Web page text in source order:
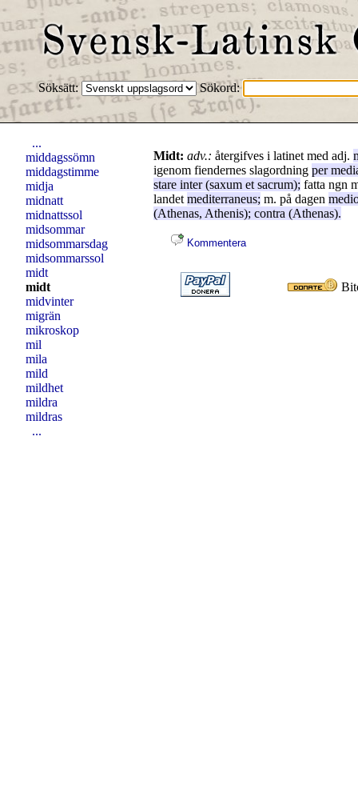
Söksätt: Sökord:
Midt: adv.: återgifves i latinet med adj.
igenom fiendernes slagordning per
stare inter(saxum et sacrum); fatta ngn
landet mediterraneus; m. på dagen
(Athenas, Athenis); contra (Athenas).
Kommentera
...
middagssömn
middagstimme
midja
midnatt
midnattssol
midsommar
midsommarsdag
midsommarssol
midt
midt
midvinter
migrän
mikroskop
mil
mila
mild
mildhet
mildra
mildras
...